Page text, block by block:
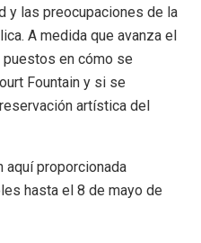
y las preocupaciones de la
A medida que avanza el
en cómo se
Fountain y si se
artística del
aquí proporcionada
hasta el 8 de mayo de